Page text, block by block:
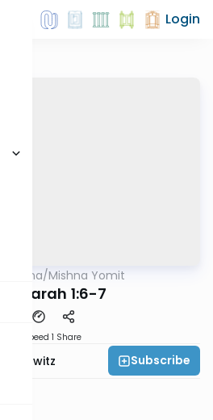
Login
/Mishna Yomit
Zarah 1:6-7
Speed 1 Share
Subscribe